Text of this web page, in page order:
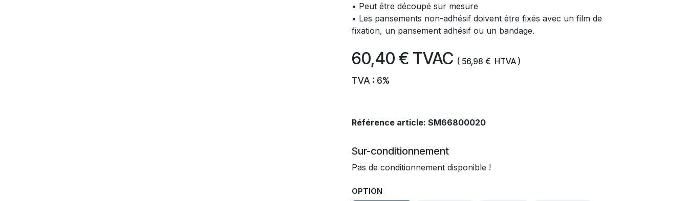
• Peut être découpé sur mesure
• Les pansements non-adhésif doivent être fixés avec un film de
fixation, un pansement adhésif ou un bandage.
60,40 € TVAC ( 56,98 € HTVA )
TVA : 6%
Référence article: SM66800020
Sur-conditionnement
Pas de conditionnement disponible !
OPTION